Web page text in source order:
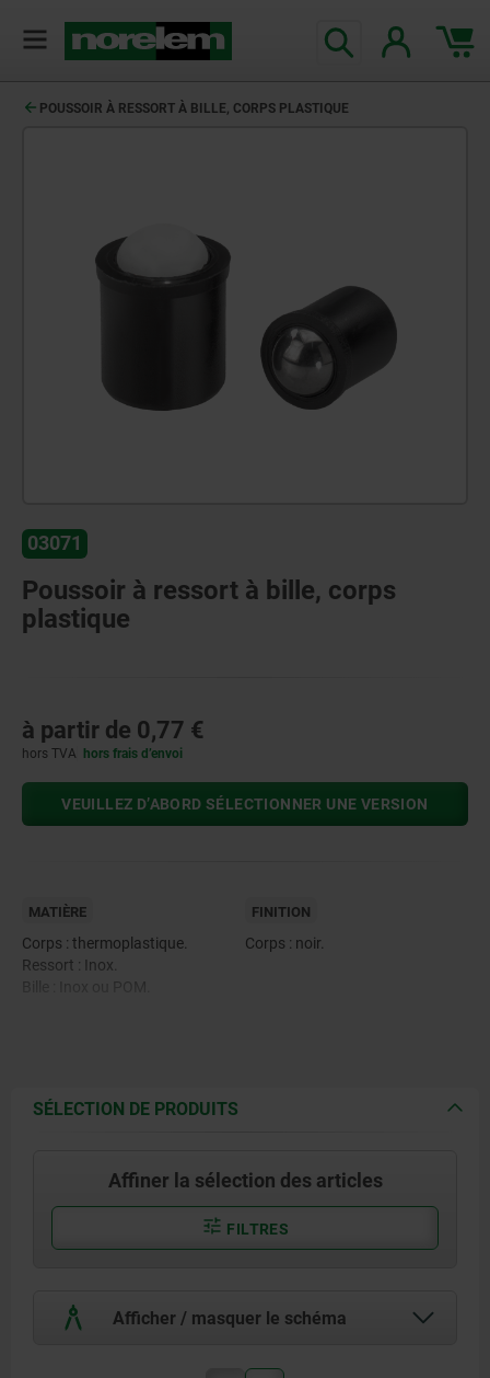
POUSSOIR À RESSORT À BILLE, CORPS PLASTIQUE
03071
Poussoir à ressort à bille, corps
plastique
à partir de 0,77 €
hors TVA hors frais d’envoi
VEUILLEZ D’ABORD SÉLECTIONNER UNE VERSION
MATIÈRE
Corps : thermoplastique.
Ressort : Inox.
FINITION
Corps : noir.
SÉLECTION DE PRODUITS
Affiner la sélection des articles
FILTRES
Afficher / masquer le schéma